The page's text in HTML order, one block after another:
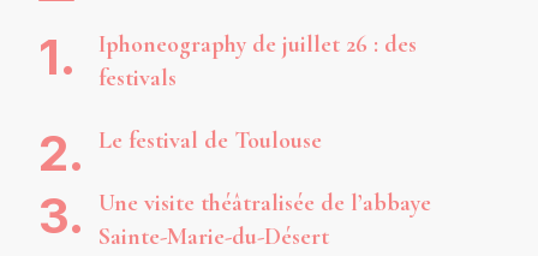
Iphoneography de juillet 26 : des
festivals
Le festival de Toulouse
Une visite théâtralisée de l’abbaye
Sainte-Marie-du-Désert